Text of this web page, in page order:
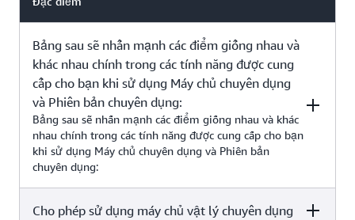
Bảng sau sẽ nhấn mạnh các điểm giống nhau và
khác nhau chính trong các tính năng được cung
cấp cho bạn khi sử dụng Máy chủ chuyên dụng
và Phiên bản chuyên dụng:
Bảng sau sẽ nhấn mạnh các điểm giống nhau và khác
nhau chính trong các tính năng được cung cấp cho bạn
khi sử dụng Máy chủ chuyên dụng và Phiên bản
chuyên dụng:
Phiên bản chuyên dụng Máy chủ chuyên dụng
Cho phép sử dụng máy chủ vật lý chuyên dụng